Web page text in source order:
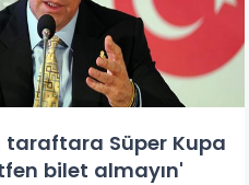
taraftara Süper Kupa
bilet almayın'